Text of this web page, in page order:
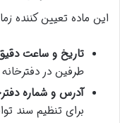
این ماده تعیین کننده
تاریخ و ساعت
طرفین در
آدرس و شماره
برای تنظیم سند